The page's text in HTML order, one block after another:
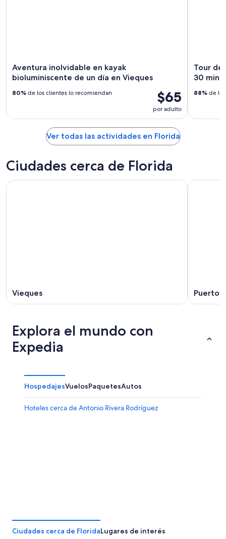
Aventura inolvidable en kayak
bioluminiscente de un día en Vieques
$65
por adulto
80% de los clientes lo recomiendan
Tour de
30
88% de
Ver todas las actividades en Florida
Ciudades cerca de Florida
Vieques Puerto
Explora el mundo con
Expedia
HospedajesVuelosPaquetesAutos
Hoteles cerca de Antonio Rivera Rodríguez
Ciudades cerca de FloridaLugares de interés